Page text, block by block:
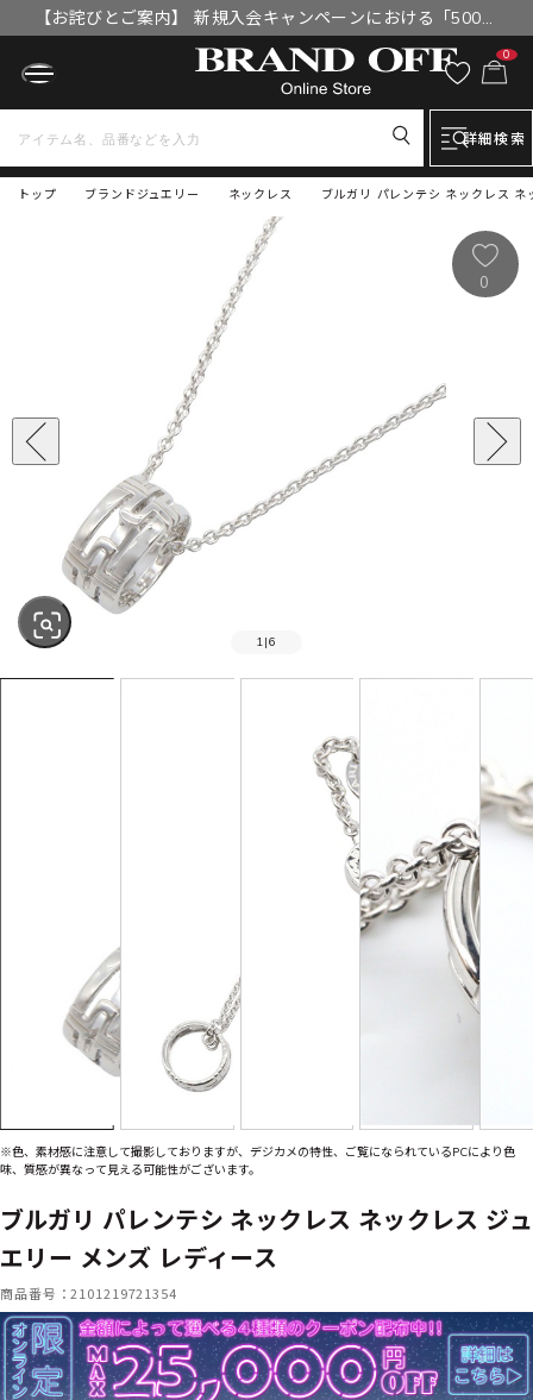
【お詫びとご案内】 新規入会キャンペーンにおける「500円
OFFクーポン」付与漏れと補填について
0
詳細検索
トップ ブルガリ パレンテシ ネックレス
ブランドジュエリー ネックレス
1 |6
0
※色、素材感に注意して撮影しておりますが、デジカメの特性、ご覧になられているPCにより色
味、質感が異なって見える可能性がございます。
ブルガリ パレンテシ ネックレス ネックレス ジュ
エリー メンズ レディース
商品番号：2101219721354